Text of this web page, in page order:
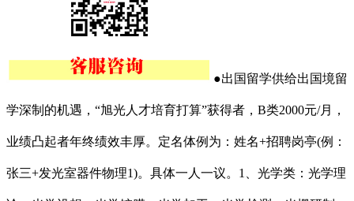
●出国留学供给出国境留
学深制的机遇，“旭光人才培育打算”获得者，B类2000元/月，
业绩凸起者年终绩效丰厚。定名体例为：姓名+招聘岗亭(例：
张三+发光室器件物理1)。具体一人一议。1、光学类：光学理